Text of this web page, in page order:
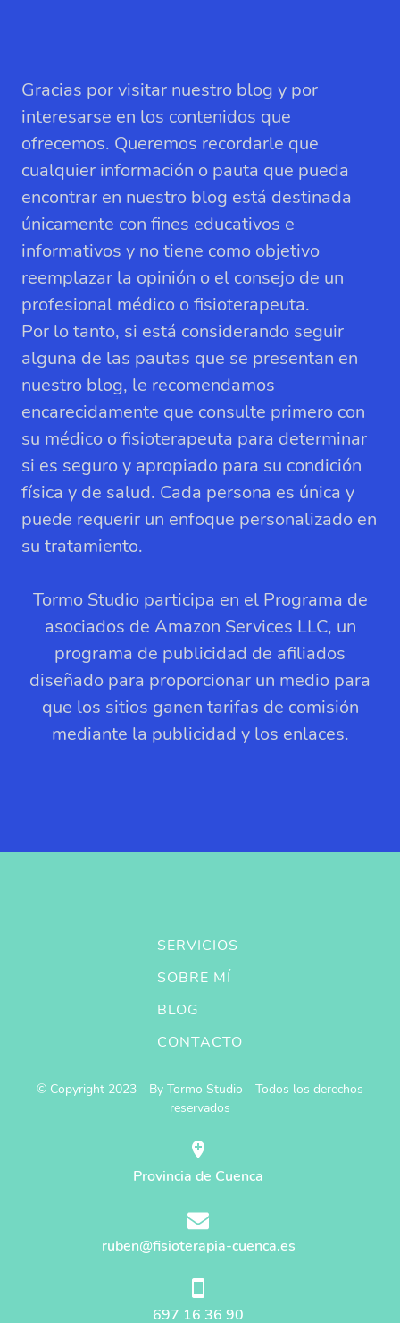
Gracias por visitar nuestro blog y por
interesarse en los contenidos que
ofrecemos. Queremos recordarle que
cualquier información o pauta que pueda
encontrar en nuestro blog está destinada
únicamente con fines educativos e
informativos y no tiene como objetivo
reemplazar la opinión o el consejo de un
profesional médico o fisioterapeuta.
Por lo tanto, si está considerando seguir
alguna de las pautas que se presentan en
nuestro blog, le recomendamos
encarecidamente que consulte primero con
su médico o fisioterapeuta para determinar
si es seguro y apropiado para su condición
física y de salud. Cada persona es única y
puede requerir un enfoque personalizado en
su tratamiento.
Tormo Studio participa en el Programa de
asociados de Amazon Services LLC, un
programa de publicidad de afiliados
diseñado para proporcionar un medio para
que los sitios ganen tarifas de comisión
mediante la publicidad y los enlaces.
SERVICIOS
SOBRE MÍ
BLOG
CONTACTO
© Copyright 2023 - By Tormo Studio - Todos los derechos
reservados
Provincia de Cuenca
ruben@fisioterapia-cuenca.es
697 16 36 90